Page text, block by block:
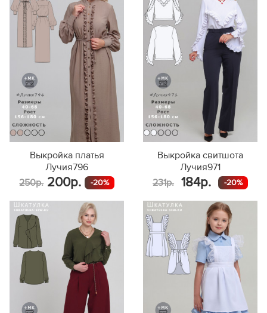
Выкройка платья
Лучия796
250р. 200р. -20%
Выкройка свитшота
Лучия971
231р.
184р. -20%